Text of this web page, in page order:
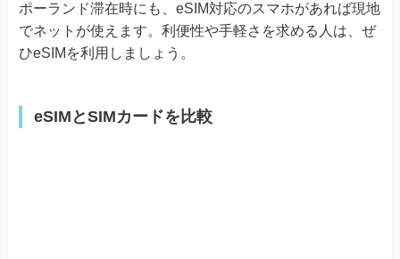
ポーランド滞在時にも、eSIM対応のスマホがあれば現地
でネットが使えます。利便性や手軽さを求める人は、ぜ
ひeSIMを利用しましょう。
eSIMとSIMカードを比較